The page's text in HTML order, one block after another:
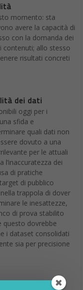
momento: sta
avere la capacità di
con la domanda dei
contenuti; allo stesso
risultati concreti
dei dati
oggi per i
sfida e
quali dati non
dovuto a una
per le attuali
l’inaccuratezza dei
di pratiche
di pubblico
trappola di dover
le inesattezze,
di prova stabilito
questo dovrebbe
i dataset consolidati
sia per precisione
security